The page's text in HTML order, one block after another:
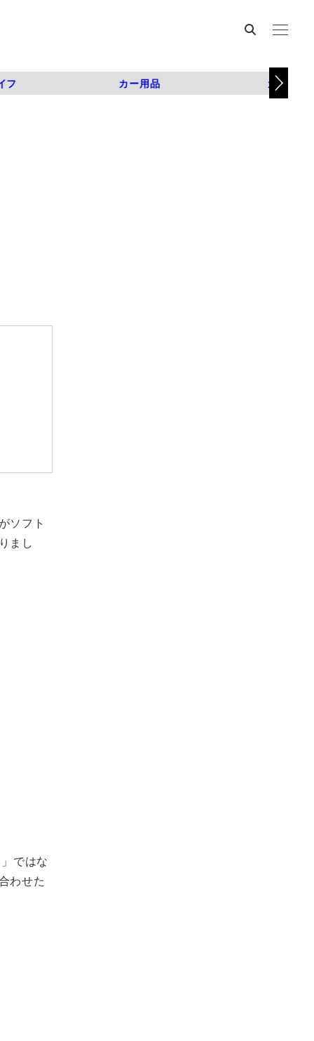
フ カー用品 カスタム
ソフト
まし
ではな
わせた